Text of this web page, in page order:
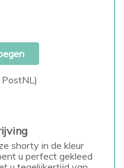
shorty in de kleur
u perfect gekleed